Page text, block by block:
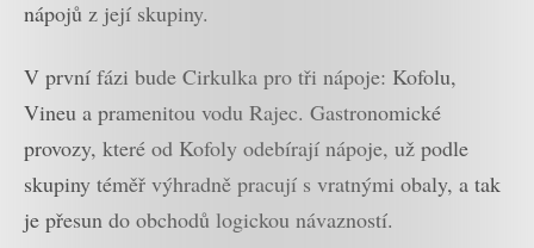
nápojů z její skupiny.
V první fázi bude Cirkulka pro tři nápoje: Kofolu,
Vineu a pramenitou vodu Rajec. Gastronomické
provozy, které od Kofoly odebírají nápoje, už podle
skupiny téměř výhradně pracují s vratnými obaly, a tak
je přesun do obchodů logickou návazností.